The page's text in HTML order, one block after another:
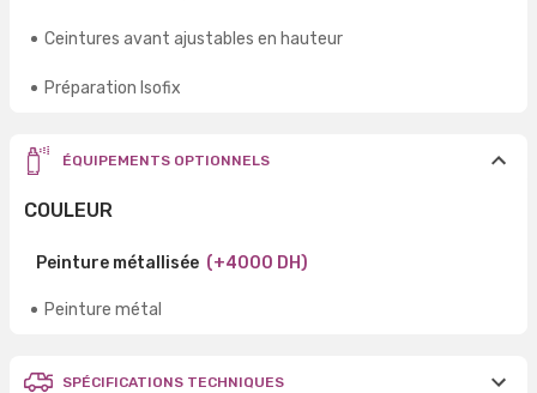
Ceintures avant ajustables en hauteur
Préparation Isofix
ÉQUIPEMENTS OPTIONNELS
COULEUR
Peinture métallisée (+4000 DH)
Peinture métal
SPÉCIFICATIONS TECHNIQUES